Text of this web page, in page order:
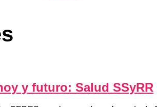
y futuro: Salud SSyRR